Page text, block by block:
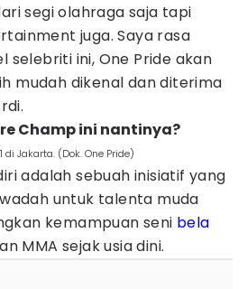
segi olahraga saja tapi
juga. Saya rasa
selebriti ini, One Pride akan
mudah dikenal dan diterima
Champ ini nantinya?
di Jakarta. (Dok. One Pride)
adalah sebuah inisiatif yang
untuk talenta muda
kemampuan seni bela
MMA sejak usia dini.